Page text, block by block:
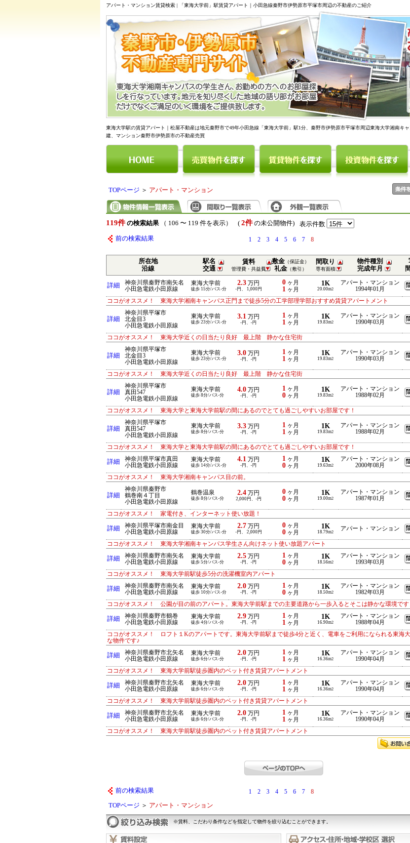
アパート・マンション賃貸検索 | 「東海大学前」駅賃貸アパート｜小田急線秦野市伊勢原市平塚市周辺の不動産のご紹介
東海大学駅の賃貸アパート｜松屋不動産は地元秦野市で49年小田急線「東海大学前」駅1分、秦野市伊勢原市平塚市周辺東海大学湘南キ
建、マンション秦野市伊勢原市の不動産売買
TOPページ ＞ アパート・マンション
119件 の検索結果（ 106 〜 119 件を表示） ( 2件の未公開物件) 表示件数
前の検索結果 1 2 3 4 5 6 7 8
所在地
沿線
駅名
交通
賃料
管理費・共益費
敷金 （保証金）
礼金 （敷引）
間取り
専有面積
物件種別
完成年月
詳細
神奈川県秦野市南矢名
小田急電鉄小田原線
東海大学前
徒歩 15分/バス-分
2.3 万円
-円、 1,000円
0 ヶ月
1 ヶ月
1K
20.00m2
アパート・マンション
1994年01月
ココがオススメ！ 東海大学湘南キャンパス正門まで徒歩5分の工学部理学部おすすめ賃貸アパートメント
詳細
神奈川県平塚市
北金目3
小田急電鉄小田原線
東海大学前
徒歩 23分/バス-分
3.1 万円
-円、-円
1 ヶ月
1 ヶ月
1K
19.83m2
アパート・マンション
1990年03月
ココがオススメ！ 東海大学近くの日当たり良好 最上階 静かな住宅街
詳細
神奈川県平塚市
北金目3
小田急電鉄小田原線
東海大学前
徒歩 23分/バス-分
3.0 万円
-円、-円
1 ヶ月
1 ヶ月
1K
19.83m2
アパート・マンション
1990年03月
ココがオススメ！ 東海大学近くの日当たり良好 最上階 静かな住宅街
詳細
神奈川県平塚市
真田547
小田急電鉄小田原線
東海大学前
徒歩 8分/バス-分
4.0 万円
-円、-円
1 ヶ月
0 ヶ月
1K
19.83m2
アパート・マンション
1988年02月
ココがオススメ！ 東海大学と東海大学前駅の間にあるのでとても過ごしやすいお部屋です！
詳細
神奈川県平塚市
真田547
小田急電鉄小田原線
東海大学前
徒歩 8分/バス-分
3.3 万円
-円、-円
1 ヶ月
1 ヶ月
1K
19.83m2
アパート・マンション
1988年02月
ココがオススメ！ 東海大学と東海大学前駅の間にあるのでとても過ごしやすいお部屋です！
詳細
神奈川県平塚市真田
小田急電鉄小田原線
東海大学前
徒歩 14分/バス-分
4.1 万円
-円、-円
1 ヶ月
0 ヶ月
1K
19.63m2
アパート・マンション
2000年08月
ココがオススメ！ 東海大学湘南キャンパス目の前。
詳細
神奈川県秦野市
鶴巻南４丁目
小田急電鉄小田原線
鶴巻温泉
徒歩 8分/バス-分
2.4 万円
2,000円、-円
0 ヶ月
0 ヶ月
1K
19.00m2
アパート・マンション
1987年01月
ココがオススメ！ 家電付き、インターネット使い放題！
詳細
神奈川県平塚市南金目
小田急電鉄小田原線
東海大学前
徒歩 30分/バス-分
2.7 万円
-円、 2,000円
0 ヶ月
0 ヶ月
1K
18.79m2
アパート・マンション
ココがオススメ！ 東海大学湘南キャンパス学生さん向けネット使い放題アパート
詳細
神奈川県秦野市南矢名
小田急電鉄小田原線
東海大学前
徒歩 5分/バス-分
2.5 万円
-円、-円
1 ヶ月
0 ヶ月
1K
18.56m2
アパート・マンション
1993年03月
ココがオススメ！ 東海大学前駅徒歩5分の洗濯機室内アパート
詳細
神奈川県秦野市南矢名
小田急電鉄小田原線
東海大学前
徒歩 10分/バス-分
2.0 万円
-円、-円
1 ヶ月
0 ヶ月
1K
18.50m2
アパート・マンション
1982年03月
ココがオススメ！ 公園が目の前のアパート。東海大学前駅までの主要道路から一歩入るとそこは静かな環境です
詳細
神奈川県秦野市鶴巻
小田急電鉄小田原線
東海大学前
徒歩 4分/バス-分
2.9 万円
-円、-円
1 ヶ月
1 ヶ月
1K
16.90m2
アパート・マンション
1988年04月
ココがオススメ！ ロフト１Kのアパートです。東海大学前駅まで徒歩4分と近く、電車をご利用になられる東海
な物件です♪
詳細
神奈川県秦野市北矢名
小田急電鉄小田原線
東海大学前
徒歩 6分/バス-分
2.0 万円
-円、-円
1 ヶ月
1 ヶ月
1K
16.36m2
アパート・マンション
1990年04月
ココがオススメ！ 東海大学前駅徒歩圏内のベット付き賃貸アパートメント
詳細
神奈川県秦野市北矢名
小田急電鉄小田原線
東海大学前
徒歩 6分/バス-分
2.0 万円
-円、-円
1 ヶ月
1 ヶ月
1K
16.36m2
アパート・マンション
1990年04月
ココがオススメ！ 東海大学前駅徒歩圏内のベット付き賃貸アパートメント
詳細
神奈川県秦野市北矢名
小田急電鉄小田原線
東海大学前
徒歩 6分/バス-分
2.0 万円
-円、-円
1 ヶ月
1 ヶ月
1K
16.36m2
アパート・マンション
1990年04月
ココがオススメ！ 東海大学前駅徒歩圏内のベット付き賃貸アパートメント
前の検索結果 1 2 3 4 5 6 7 8
TOPページ ＞ アパート・マンション
※賃料、こだわり条件などを指定して物件を絞り込むことができます。